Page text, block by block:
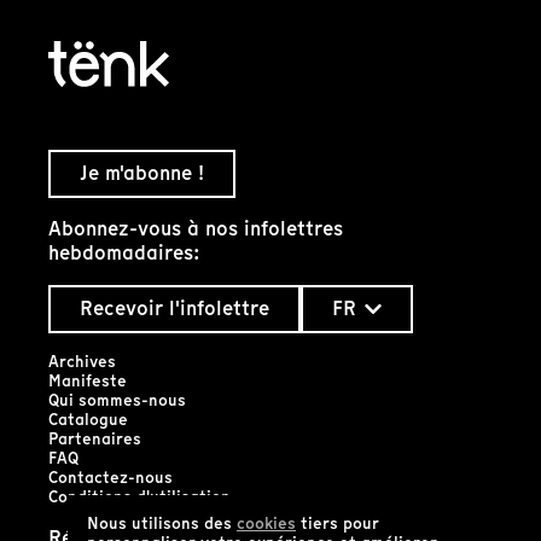
Nous utilisons des cookies tiers pour
Je m'abonne !
Abonnez-vous à nos infolettres
hebdomadaires:
Recevoir l'infolettre
FR
Archives
Manifeste
Qui sommes-nous
Catalogue
Partenaires
FAQ
Contactez-nous
Conditions d'utilisation